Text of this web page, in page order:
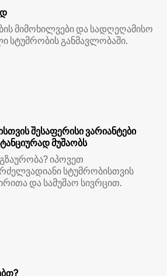
მიმოხილვები და სადღეღამისო
სტუმრობის განმავლობაში.
შესაფერისი ვარიანტები
მუშაობს
იპოვეთ
სტუმრობისთვის
და სამუშაო სივრცით.